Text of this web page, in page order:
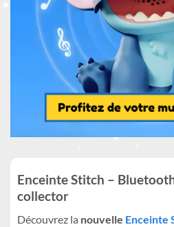
Enceinte Stitch –
collector
Découvrez la nouvelle Enceinte